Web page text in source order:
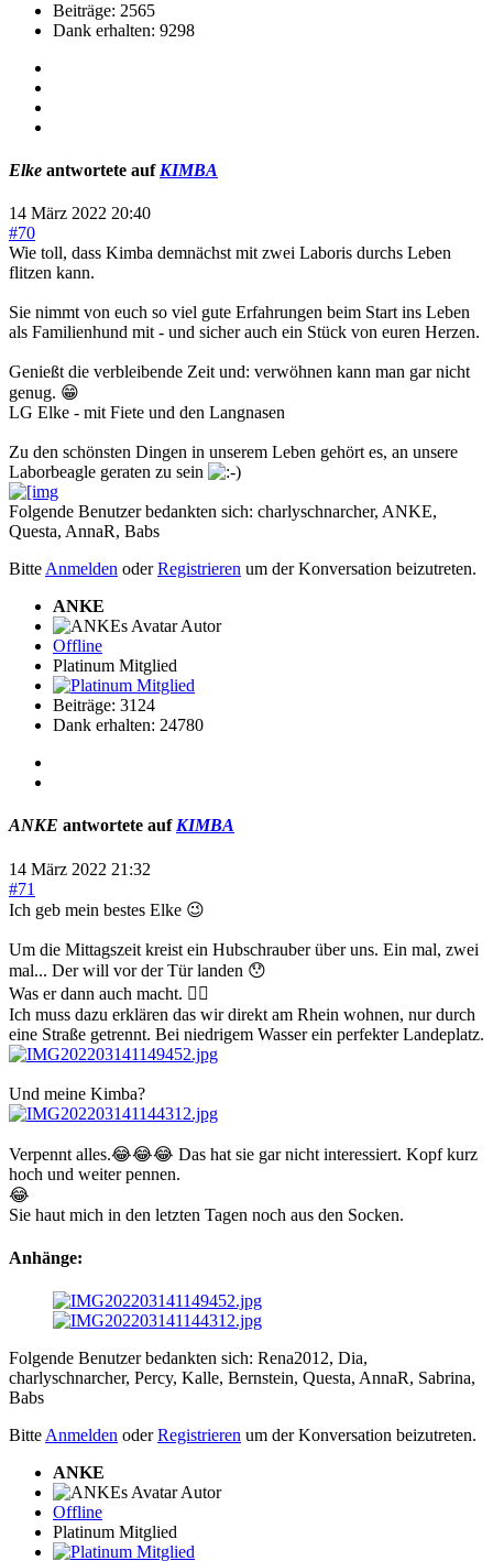
Beiträge: 2565
Dank erhalten: 9298
Elke antwortete auf KIMBA
14 März 2022 20:40
#70
Wie toll, dass Kimba demnächst mit zwei Laboris durchs Leben
flitzen kann.
Sie nimmt von euch so viel gute Erfahrungen beim Start ins Leben
als Familienhund mit - und sicher auch ein Stück von euren Herzen.
Genießt die verbleibende Zeit und: verwöhnen kann man gar nicht
genug. 😁
LG Elke - mit Fiete und den Langnasen
Zu den schönsten Dingen in unserem Leben gehört es, an unsere
Laborbeagle geraten zu sein
Folgende Benutzer bedankten sich: charlyschnarcher, ANKE,
Questa, AnnaR, Babs
Bitte Anmelden oderRegistrieren um der Konversation beizutreten.
ANKE
Autor
Offline
Platinum Mitglied
Beiträge: 3124
Dank erhalten: 24780
ANKE antwortete auf KIMBA
14 März 2022 21:32
#71
Ich geb mein bestes Elke 😉
Um die Mittagszeit kreist ein Hubschrauber über uns. Ein mal, zwei
mal... Der will vor der Tür landen 😯
Was er dann auch macht. 👍🏻
Ich muss dazu erklären das wir direkt am Rhein wohnen, nur durch
eine Straße getrennt. Bei niedrigem Wasser ein perfekter Landeplatz.
Und meine Kimba?
Verpennt alles.😂😂😂 Das hat sie gar nicht interessiert. Kopf kurz
hoch und weiter pennen.
😂
Sie haut mich in den letzten Tagen noch aus den Socken.
Anhänge:
Folgende Benutzer bedankten sich: Rena2012, Dia,
charlyschnarcher, Percy, Kalle, Bernstein, Questa, AnnaR, Sabrina,
Babs
Bitte Anmelden oderRegistrieren um der Konversation beizutreten.
ANKE
Autor
Offline
Platinum Mitglied